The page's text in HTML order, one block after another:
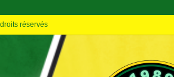
réservés